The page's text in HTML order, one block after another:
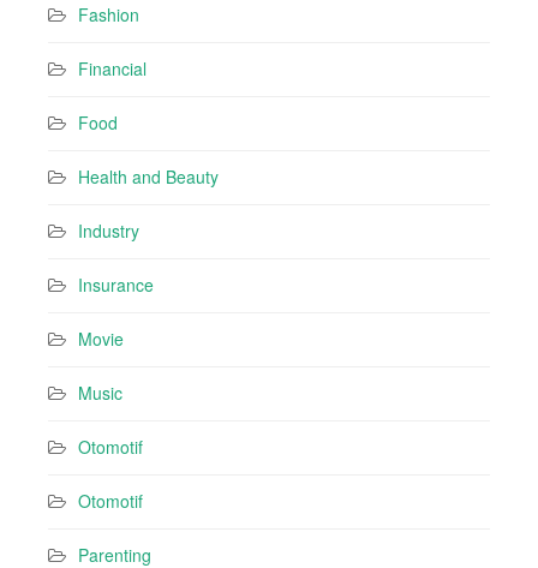
Fashion
Financial
Food
Health and Beauty
Industry
Insurance
Movie
Music
Otomotif
Otomotif
Parenting